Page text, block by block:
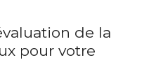
de la
pour votre